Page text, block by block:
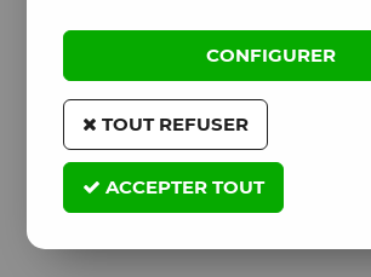
CONFIGURER
TOUT REFUSER
ACCEPTER TOUT